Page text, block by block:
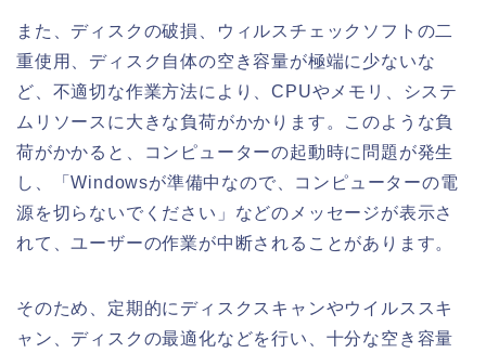
また、ディスクの破損、ウィルスチェックソフトの二
重使用、ディスク自体の空き容量が極端に少ないな
ど、不適切な作業方法により、CPUやメモリ、システ
ムリソースに大きな負荷がかかります。このような負
荷がかかると、コンピューターの起動時に問題が発生
し、「Windowsが準備中なので、コンピューターの電
源を切らないでください」などのメッセージが表示さ
れて、ユーザーの作業が中断されることがあります。
そのため、定期的にディスクスキャンやウイルススキ
ャン、ディスクの最適化などを行い、十分な空き容量